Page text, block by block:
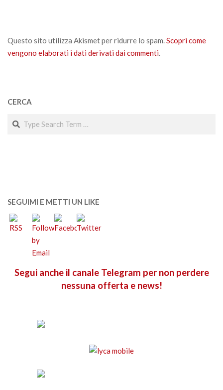
Questo sito utilizza Akismet per ridurre lo spam.Scopri come
vengono elaborati i dati derivati dai commenti.
CERCA
Search
SEGUIMI E METTI UN LIKE
Segui anche il canale Telegram per non perdere
nessuna offerta e news!